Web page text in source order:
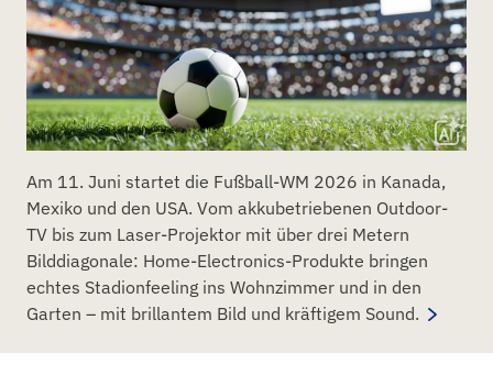
Am 11. Juni startet die Fußball-WM 2026 in Kanada,
Mexiko und den USA. Vom akkubetriebenen Outdoor-
TV bis zum Laser-Projektor mit über drei Metern
Bilddiagonale: Home-Electronics-Produkte bringen
echtes Stadionfeeling ins Wohnzimmer und in den
Garten – mit brillantem Bild und kräftigem Sound.